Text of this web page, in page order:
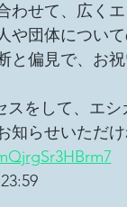
わせて、広く
や団体につい
と偏見で、お
スをして、エ
知らせいただ